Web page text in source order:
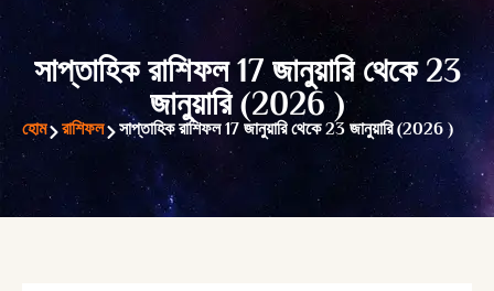
সাপ্তাহিক রাশিফল 17 জানুয়ারি থেকে 23
জানুয়ারি (2026 )
হোম রাশিফল সাপ্তাহিক রাশিফল 17 জানুয়ারি থেকে 23 জানুয়ারি (2026 )